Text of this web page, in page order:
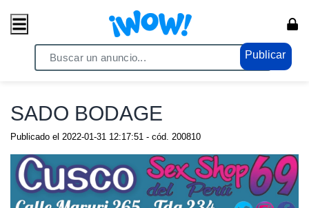
Publicar
/ Servicios / Servicios Generales
SADO BODAGE
Publicado el 2022-01-31 12:17:51 - cód. 200810